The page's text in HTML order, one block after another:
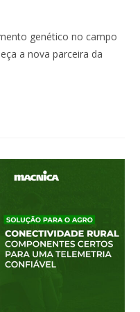
genético no campo
a nova parceira da